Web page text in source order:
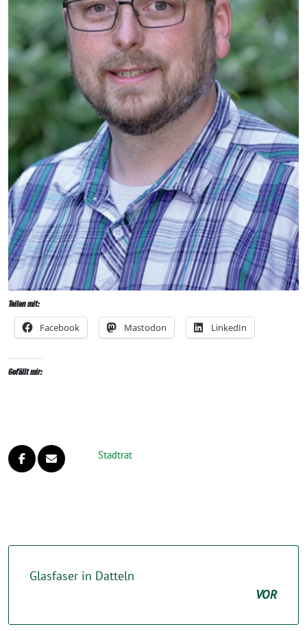
Teilen mit:
Facebook Mastodon LinkedIn
Gefällt mir:
Stadtrat
Glasfaser in Datteln
VOR